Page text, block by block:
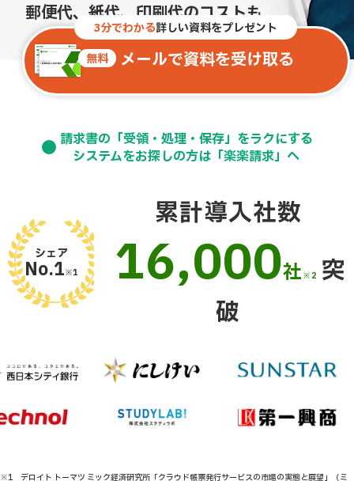
郵便代、紙代、印刷代のコストも0 に
3分でわかる詳しい資料をプレゼント
無料
メールで資料を受け取る
請求書の「受領・処理・保存」をラクにする
システムをお探しの方は「楽楽請求」へ
シェア
No.1※1
累計導入社数
16,000社 ※2 突
破
※1 デロイト トーマツ ミック経済研究所「クラウド帳票発行サービスの市場の実態と展望」（ミ